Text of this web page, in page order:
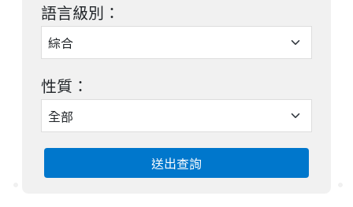
語言級別：
性質：
送出查詢